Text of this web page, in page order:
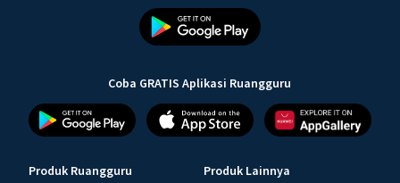
Coba GRATIS Aplikasi Ruangguru
Produk Ruangguru Produk Lainnya